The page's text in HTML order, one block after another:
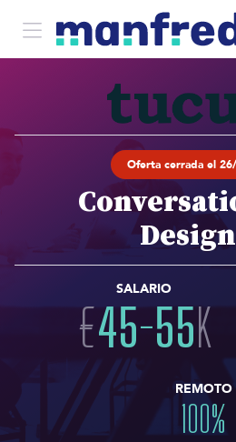
Oferta cerrada el
SALARIO
€45-55K
REMOTO
100%